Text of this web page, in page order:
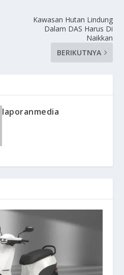
Kawasan Hutan Lindung
Dalam DAS Harus Di
Naikkan
BERIKUTNYA
laporanmedia